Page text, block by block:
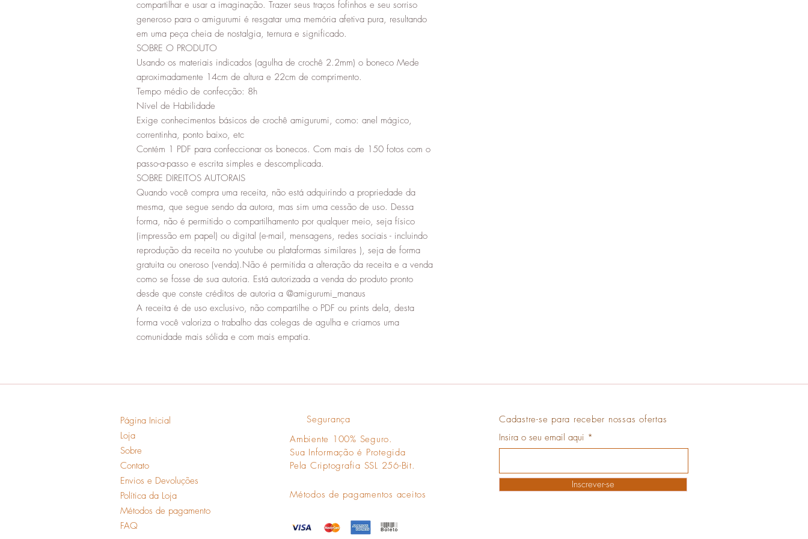
compartilhar e usar a imaginação. Trazer seus traços fofinhos e seu sorriso
generoso para o amigurumi é resgatar uma memória afetiva pura, resultando
em uma peça cheia de nostalgia, ternura e significado.
SOBRE O PRODUTO
Usando os materiais indicados (agulha de crochê 2.2mm) o boneco Mede
aproximadamente 14cm de altura e 22cm de comprimento.
Tempo médio de confecção: 8h
Nível de Habilidade
Exige conhecimentos básicos de crochê amigurumi, como: anel mágico,
correntinha, ponto baixo, etc
Contém 1 PDF para confeccionar os bonecos. Com mais de 150 fotos com o
passo-a-passo e escrita simples e descomplicada.
SOBRE DIREITOS AUTORAIS
Quando você compra uma receita, não está adquirindo a propriedade da
mesma, que segue sendo da autora, mas sim uma cessão de uso. Dessa
forma, não é permitido o compartilhamento por qualquer meio, seja físico
(impressão em papel) ou digital (e-mail, mensagens, redes sociais - incluindo
reprodução da receita no youtube ou plataformas similares ), seja de forma
gratuita ou oneroso (venda).Não é permitida a alteração da receita e a venda
como se fosse de sua autoria. Está autorizada a venda do produto pronto
desde que conste créditos de autoria a @amigurumi_manaus
A receita é de uso exclusivo, não compartilhe o PDF ou prints dela, desta
forma você valoriza o trabalho das colegas de agulha e criamos uma
comunidade mais sólida e com mais empatia.
Página Inicial
Loja
Sobre
Contato
Envios e Devoluções
Política da Loja
Métodos de pagamento
FAQ
Segurança
Ambiente 100% Seguro.
Sua Informação é Protegida
Pela Criptografia SSL 256-Bit.
Métodos de pagamentos aceitos
Cadastre-se para receber nossas ofertas
Insira o seu email aqui
Inscrever-se